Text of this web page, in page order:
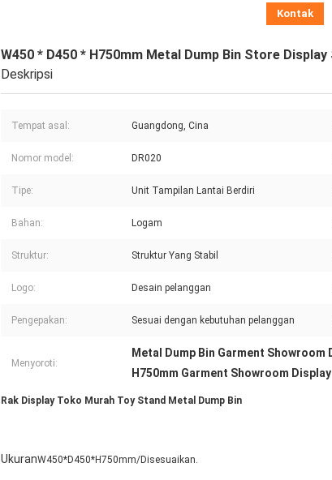
Kontak
W450 * D450 * H750mm Metal Dump Bin Store
Deskripsi
Tempat asal: Guangdong, Cina
Nomor model: DR020
Tipe: Unit Tampilan Lantai Berdiri
Bahan: Logam
Struktur: Struktur Yang Stabil
Logo: Desain pelanggan
Pengepakan: Sesuai dengan kebutuhan pelanggan
Menyoroti:
Metal Dump Bin Garment Showroom
H750mm Garment Showroom Display
Rak Display Toko Murah Toy Stand Metal Dump Bin
UkuranW450*D450*H750mm/Disesuaikan.